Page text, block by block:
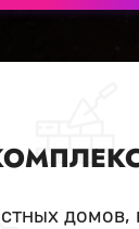
домов,